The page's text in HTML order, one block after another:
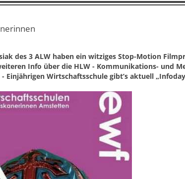
des 3 ALW haben ein witziges Stop-Motion
Info über die HLW - Kommunikations- und
Einjährigen Wirtschaftsschule gibt’s aktuell